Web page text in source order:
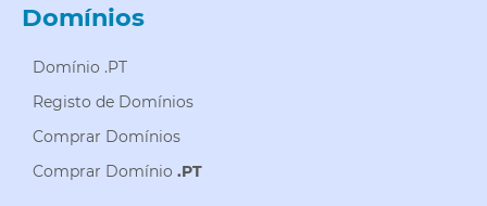
Domínios
Domínio .PT
Registo de Domínios
Comprar Domínios
Comprar Domínio .PT